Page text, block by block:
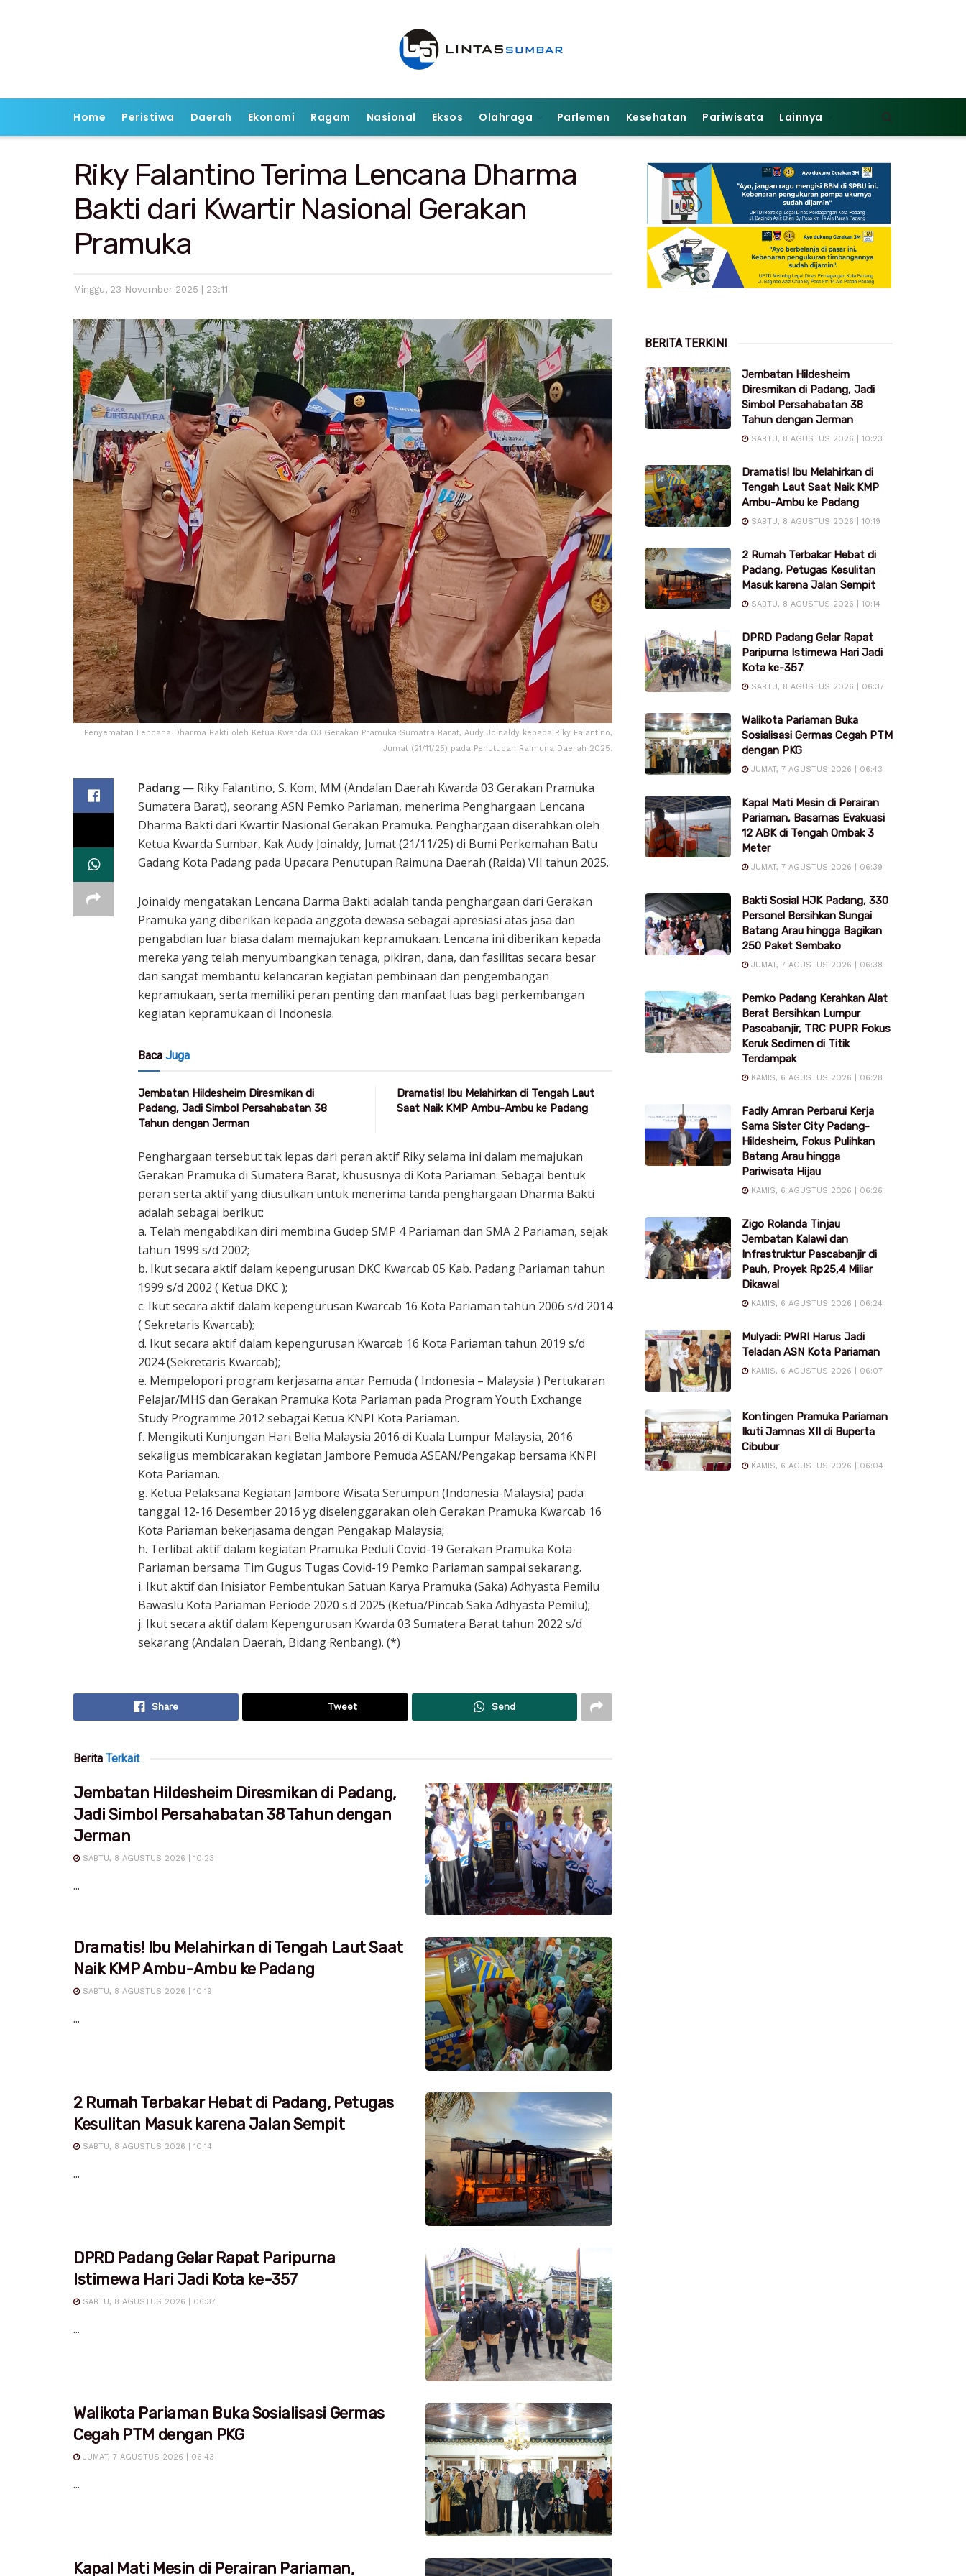
Home Peristiwa Daerah Ekonomi Ragam Nasional Eksos Olahraga Parlemen Kesehatan Pariwisata Lainnya
Riky Falantino Terima Lencana Dharma
Bakti dari Kwartir Nasional Gerakan
Pramuka
Minggu, 23 November 2025 | 23:11
Penyematan Lencana Dharma Bakti oleh Ketua Kwarda 03 Gerakan Pramuka Sumatra Barat, Audy Joinaldy kepada Riky Falantino,
Jumat (21/11/25) pada Penutupan Raimuna Daerah 2025.
Padang — Riky Falantino, S. Kom, MM (Andalan Daerah Kwarda 03 Gerakan Pramuka
Sumatera Barat), seorang ASN Pemko Pariaman, menerima Penghargaan Lencana
Dharma Bakti dari Kwartir Nasional Gerakan Pramuka. Penghargaan diserahkan oleh
Ketua Kwarda Sumbar, Kak Audy Joinaldy, Jumat (21/11/25) di Bumi Perkemahan Batu
Gadang Kota Padang pada Upacara Penutupan Raimuna Daerah (Raida) VII tahun 2025.
Joinaldy mengatakan Lencana Darma Bakti adalah tanda penghargaan dari Gerakan
Pramuka yang diberikan kepada anggota dewasa sebagai apresiasi atas jasa dan
pengabdian luar biasa dalam memajukan kepramukaan. Lencana ini diberikan kepada
mereka yang telah menyumbangkan tenaga, pikiran, dana, dan fasilitas secara besar
dan sangat membantu kelancaran kegiatan pembinaan dan pengembangan
kepramukaan, serta memiliki peran penting dan manfaat luas bagi perkembangan
kegiatan kepramukaan di Indonesia.
Baca Juga
Jembatan Hildesheim Diresmikan di
Padang, Jadi Simbol Persahabatan 38
Tahun dengan Jerman
Dramatis! Ibu Melahirkan di Tengah Laut
Saat Naik KMP Ambu-Ambu ke Padang
Penghargaan tersebut tak lepas dari peran aktif Riky selama ini dalam memajukan
Gerakan Pramuka di Sumatera Barat, khususnya di Kota Pariaman. Sebagai bentuk
peran serta aktif yang diusulkan untuk menerima tanda penghargaan Dharma Bakti
adalah sebagai berikut:
a. Telah mengabdikan diri membina Gudep SMP 4 Pariaman dan SMA 2 Pariaman, sejak
tahun 1999 s/d 2002;
b. Ikut secara aktif dalam kepengurusan DKC Kwarcab 05 Kab. Padang Pariaman tahun
1999 s/d 2002 ( Ketua DKC );
c. Ikut secara aktif dalam kepengurusan Kwarcab 16 Kota Pariaman tahun 2006 s/d 2014
( Sekretaris Kwarcab);
d. Ikut secara aktif dalam kepengurusan Kwarcab 16 Kota Pariaman tahun 2019 s/d
2024 (Sekretaris Kwarcab);
e. Mempelopori program kerjasama antar Pemuda ( Indonesia – Malaysia ) Pertukaran
Pelajar/MHS dan Gerakan Pramuka Kota Pariaman pada Program Youth Exchange
Study Programme 2012 sebagai Ketua KNPI Kota Pariaman.
f. Mengikuti Kunjungan Hari Belia Malaysia 2016 di Kuala Lumpur Malaysia, 2016
sekaligus membicarakan kegiatan Jambore Pemuda ASEAN/Pengakap bersama KNPI
Kota Pariaman.
g. Ketua Pelaksana Kegiatan Jambore Wisata Serumpun (Indonesia-Malaysia) pada
tanggal 12-16 Desember 2016 yg diselenggarakan oleh Gerakan Pramuka Kwarcab 16
Kota Pariaman bekerjasama dengan Pengakap Malaysia;
h. Terlibat aktif dalam kegiatan Pramuka Peduli Covid-19 Gerakan Pramuka Kota
Pariaman bersama Tim Gugus Tugas Covid-19 Pemko Pariaman sampai sekarang.
i. Ikut aktif dan Inisiator Pembentukan Satuan Karya Pramuka (Saka) Adhyasta Pemilu
Bawaslu Kota Pariaman Periode 2020 s.d 2025 (Ketua/Pincab Saka Adhyasta Pemilu);
j. Ikut secara aktif dalam Kepengurusan Kwarda 03 Sumatera Barat tahun 2022 s/d
sekarang (Andalan Daerah, Bidang Renbang). (*)
Share Tweet Send
Berita Terkait
Jembatan Hildesheim Diresmikan di Padang,
Jadi Simbol Persahabatan 38 Tahun dengan
Jerman
SABTU, 8 AGUSTUS 2026 | 10:23
...
Dramatis! Ibu Melahirkan di Tengah Laut Saat
Naik KMP Ambu-Ambu ke Padang
SABTU, 8 AGUSTUS 2026 | 10:19
...
2 Rumah Terbakar Hebat di Padang, Petugas
Kesulitan Masuk karena Jalan Sempit
SABTU, 8 AGUSTUS 2026 | 10:14
...
DPRD Padang Gelar Rapat Paripurna
Istimewa Hari Jadi Kota ke-357
SABTU, 8 AGUSTUS 2026 | 06:37
...
Walikota Pariaman Buka Sosialisasi Germas
Cegah PTM dengan PKG
JUMAT, 7 AGUSTUS 2026 | 06:43
...
Kapal Mati Mesin di Perairan Pariaman,
BERITA TERKINI
Jembatan Hildesheim
Diresmikan di Padang, Jadi
Simbol Persahabatan 38
Tahun dengan Jerman
SABTU, 8 AGUSTUS 2026 | 10:23
Dramatis! Ibu Melahirkan di
Tengah Laut Saat Naik KMP
Ambu-Ambu ke Padang
SABTU, 8 AGUSTUS 2026 | 10:19
2 Rumah Terbakar Hebat di
Padang, Petugas Kesulitan
Masuk karena Jalan Sempit
SABTU, 8 AGUSTUS 2026 | 10:14
DPRD Padang Gelar Rapat
Paripurna Istimewa Hari Jadi
Kota ke-357
SABTU, 8 AGUSTUS 2026 | 06:37
Walikota Pariaman Buka
Sosialisasi Germas Cegah PTM
dengan PKG
JUMAT, 7 AGUSTUS 2026 | 06:43
Kapal Mati Mesin di Perairan
Pariaman, Basarnas Evakuasi
12 ABK di Tengah Ombak 3
Meter
JUMAT, 7 AGUSTUS 2026 | 06:39
Bakti Sosial HJK Padang, 330
Personel Bersihkan Sungai
Batang Arau hingga Bagikan
250 Paket Sembako
JUMAT, 7 AGUSTUS 2026 | 06:38
Pemko Padang Kerahkan Alat
Berat Bersihkan Lumpur
Pascabanjir, TRC PUPR Fokus
Keruk Sedimen di Titik
Terdampak
KAMIS, 6 AGUSTUS 2026 | 06:28
Fadly Amran Perbarui Kerja
Sama Sister City Padang-
Hildesheim, Fokus Pulihkan
Batang Arau hingga
Pariwisata Hijau
KAMIS, 6 AGUSTUS 2026 | 06:26
Zigo Rolanda Tinjau
Jembatan Kalawi dan
Infrastruktur Pascabanjir di
Pauh, Proyek Rp25,4 Miliar
Dikawal
KAMIS, 6 AGUSTUS 2026 | 06:24
Mulyadi: PWRI Harus Jadi
Teladan ASN Kota Pariaman
KAMIS, 6 AGUSTUS 2026 | 06:07
Kontingen Pramuka Pariaman
Ikuti Jamnas XII di Buperta
Cibubur
KAMIS, 6 AGUSTUS 2026 | 06:04